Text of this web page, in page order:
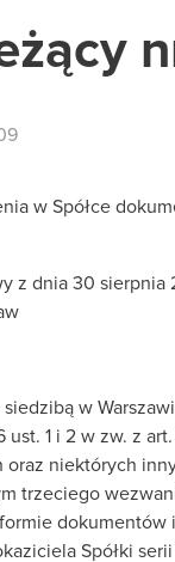
w Spółce
z dnia 30
siedzibą w
ust. 1 i 2 w zw. z
niektórych
trzeciego
Spółki